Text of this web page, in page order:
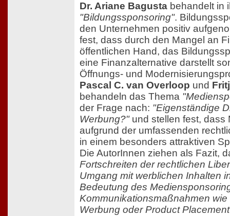
Dr. Ariane Bagusta behandelt in
"Bildungssponsoring".
den Unternehmen positiv
fest, dass durch den Mangel an
öffentlichen Hand, das
eine Finanzalternative darstellt
Öffnungs- und
Pascal C. van Overloop und
behandeln das Thema
der Frage nach: "Eigenständige
Werbung?"und stellen fest, dass
aufgrund der umfassenden
in einem besonders attraktiven
Die AutorInnen ziehen als Fazit,
Fortschreiten der rechtlichen
Umgang mit werblichen Inhalten
Bedeutung des
Kommunikationsmaßnahmen
Werbung oder Product